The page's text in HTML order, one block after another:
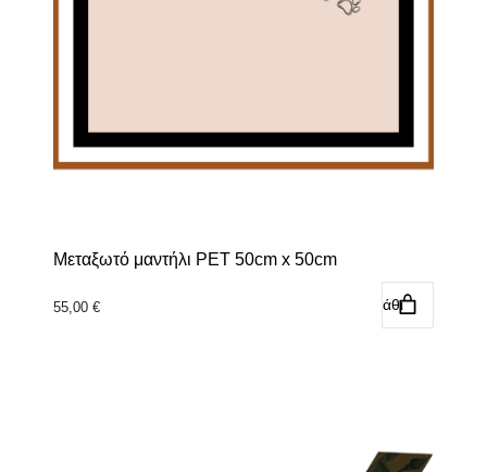
Μεταξωτό μαντήλι PET 50cm x 50cm
55,00 € Προσθήκη στο καλάθι